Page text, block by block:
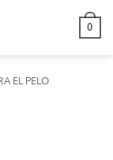
0
EL PELO